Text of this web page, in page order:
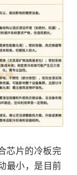
芯片的冷板完
最小，是目前